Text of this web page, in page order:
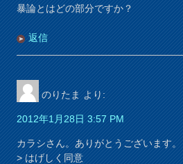
暴論とはどの部分ですか？
返信
のりたま より:
2012年1月28日 3:57 PM
カラシさん。ありがとうございます。
> はげしく同意